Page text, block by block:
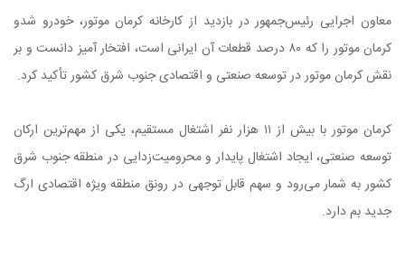
معاون اجرایی رئیس‌جمهور در بازدید از کارخانه کرمان موتور، خودرو شدو
کرمان موتور را که ۸۰ درصد قطعات آن ایرانی است، افتخار آمیز دانست و بر
نقش کرمان موتور در توسعه صنعتی و اقتصادی جنوب شرق کشور تأکید کرد.
کرمان موتور با بیش از ۱۱ هزار نفر اشتغال مستقیم، یکی از مهم‌ترین ارکان
توسعه صنعتی، ایجاد اشتغال پایدار و محرومیت‌زدایی در منطقه جنوب شرق
کشور به شمار می‌رود و سهم قابل توجهی در رونق منطقه ویژه اقتصادی ارگ
جدید بم دارد.